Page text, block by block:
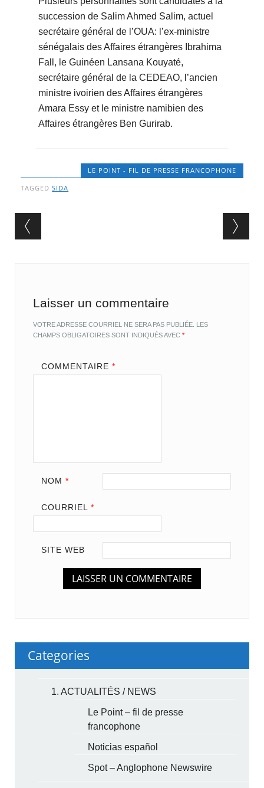
succession de Salim Ahmed Salim, actuel
secrétaire général de l’OUA: l’ex-ministre
sénégalais des Affaires étrangères Ibrahima
Fall, le Guinéen Lansana Kouyaté,
secrétaire général de la CEDEAO, l’ancien
ministre ivoirien des Affaires étrangères
Amara Essy et le ministre namibien des
Affaires étrangères Ben Gurirab.
LE POINT - FIL DE PRESSE FRANCOPHONE
TAGGEDSIDA
Post navigation
Laisser un commentaire
VOTRE ADRESSE COURRIEL NE SERA PAS PUBLIÉE. LES
CHAMPS OBLIGATOIRES SONT INDIQUÉS AVEC*
COMMENTAIRE *
NOM *
COURRIEL *
SITE WEB
Categories
1. ACTUALITÉS / NEWS
Le Point – fil de presse
francophone
Noticias español
Spot – Anglophone Newswire